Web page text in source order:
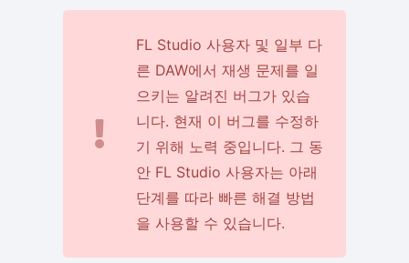
FL Studio 사용자 및 일부 다
른 DAW에서 재생 문제를 일
으키는 알려진 버그가 있습
니다. 현재 이 버그를 수정하
기 위해 노력 중입니다. 그 동
안 FL Studio 사용자는 아래
단계를 따라 빠른 해결 방법
을 사용할 수 있습니다.